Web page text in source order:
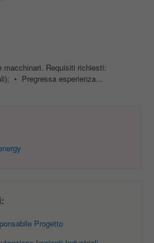
macchinari. Requisiti richiesti:
• Pregressa esperienza...
Progetto